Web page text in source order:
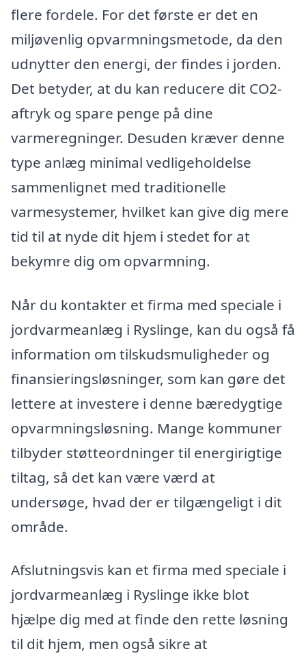
flere fordele. For det første er det en
miljøvenlig opvarmningsmetode, da den
udnytter den energi, der findes i jorden.
Det betyder, at du kan reducere dit CO2-
aftryk og spare penge på dine
varmeregninger. Desuden kræver denne
type anlæg minimal vedligeholdelse
sammenlignet med traditionelle
varmesystemer, hvilket kan give dig mere
tid til at nyde dit hjem i stedet for at
bekymre dig om opvarmning.
Når du kontakter et firma med speciale i
jordvarmeanlæg i Ryslinge, kan du også få
information om tilskudsmuligheder og
finansieringsløsninger, som kan gøre det
lettere at investere i denne bæredygtige
opvarmningsløsning. Mange kommuner
tilbyder støtteordninger til energirigtige
tiltag, så det kan være værd at
undersøge, hvad der er tilgængeligt i dit
område.
Afslutningsvis kan et firma med speciale i
jordvarmeanlæg i Ryslinge ikke blot
hjælpe dig med at finde den rette løsning
til dit hjem, men også sikre at